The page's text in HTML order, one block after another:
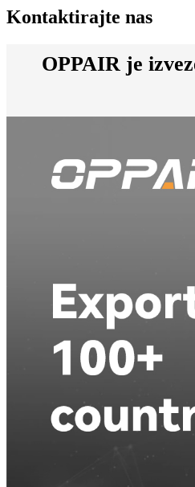
Kontaktirajte nas
OPPAIR je